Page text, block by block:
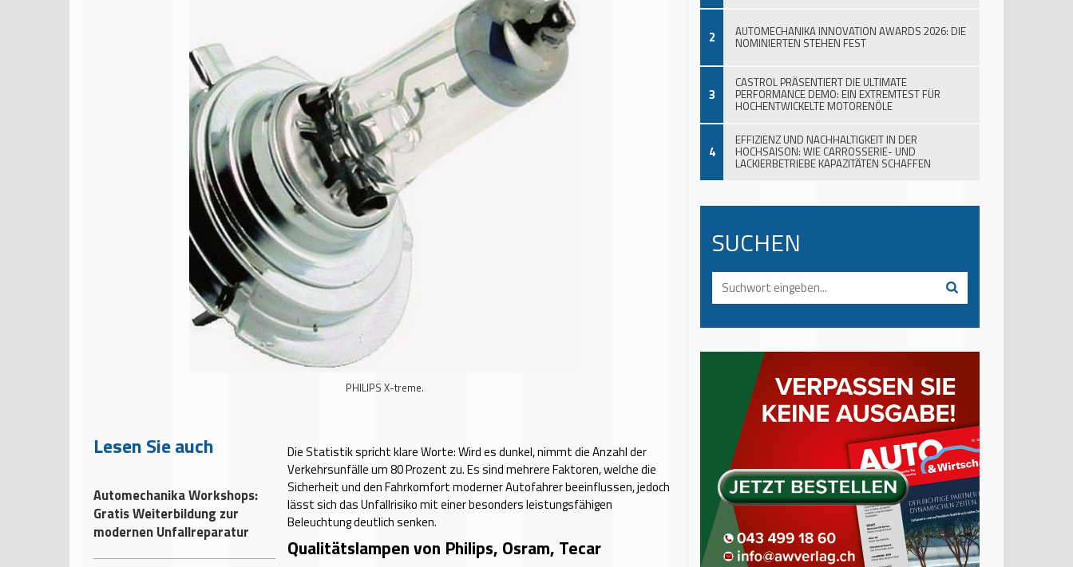
PHILIPS X-treme.
Lesen Sie auch
Automechanika Workshops:
Gratis Weiterbildung zur
modernen Unfallreparatur
Die Statistik spricht klare Worte: Wird es dunkel, nimmt die Anzahl der
Verkehrsunfälle um 80 Prozent zu. Es sind mehrere Faktoren, welche die
Sicherheit und den Fahrkomfort moderner Autofahrer beeinflussen, jedoch
lässt sich das Unfallrisiko mit einer besonders leistungsfähigen
Beleuchtung deutlich senken.
Qualitätslampen von Philips, Osram, Tecar
2 AUTOMECHANIKA INNOVATION AWARDS 2026: DIE
NOMINIERTEN STEHEN FEST
3
CASTROL PRÄSENTIERT DIE ULTIMATE
PERFORMANCE DEMO: EIN EXTREMTEST FÜR
HOCHENTWICKELTE MOTORENÖLE
4
EFFIZIENZ UND NACHHALTIGKEIT IN DER
HOCHSAISON: WIE CARROSSERIE- UND
LACKIERBETRIEBE KAPAZITÄTEN SCHAFFEN
SUCHEN